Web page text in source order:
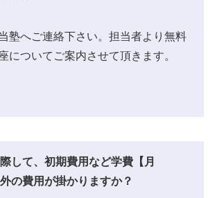
塾へご連絡下さい。担当者より無料
についてご案内させて頂きます。
して、初期費用など学費【月
の費用が掛かりますか？